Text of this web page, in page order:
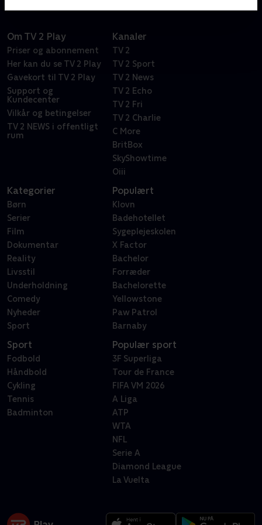
Om TV 2 Play
Priser og abonnement
Her kan du se TV 2 Play
Gavekort til TV 2 Play
Support og
Kundecenter
Vilkår og betingelser
TV 2 NEWS i offentligt
rum
Kanaler
TV 2
TV 2 Sport
TV 2 News
TV 2 Echo
TV 2 Fri
TV 2 Charlie
C More
BritBox
SkyShowtime
Oiii
Kategorier
Børn
Serier
Film
Dokumentar
Reality
Livsstil
Underholdning
Comedy
Nyheder
Sport
Populært
Klovn
Badehotellet
Sygeplejeskolen
X Factor
Bachelor
Forræder
Bachelorette
Yellowstone
Paw Patrol
Barnaby
Sport
Fodbold
Håndbold
Cykling
Tennis
Badminton
Populær sport
3F Superliga
Tour de France
FIFA VM 2026
A Liga
ATP
WTA
NFL
Serie A
Diamond League
La Vuelta